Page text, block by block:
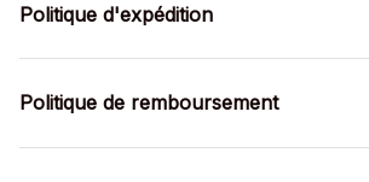
Politique d'expédition
Politique de remboursement